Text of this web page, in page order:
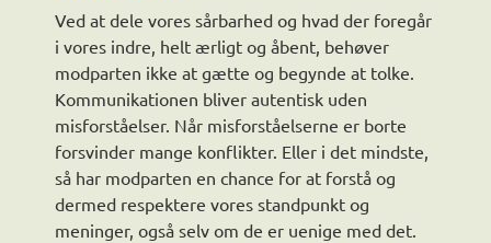
Ved at dele vores sårbarhed og hvad der foregår
i vores indre, helt ærligt og åbent, behøver
modparten ikke at gætte og begynde at tolke.
Kommunikationen bliver autentisk uden
misforståelser. Når misforståelserne er borte
forsvinder mange konflikter. Eller i det mindste,
så har modparten en chance for at forstå og
dermed respektere vores standpunkt og
meninger, også selv om de er uenige med det.